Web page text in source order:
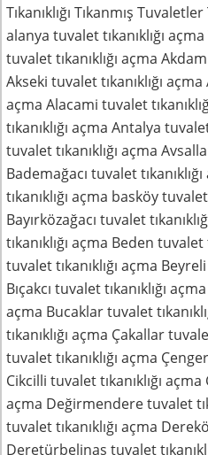
Tıkanıklığı Tıkanmış
alanya tuvalet tıkanıklığı
tuvalet tıkanıklığı açma
Akseki tuvalet tıkanıklığı açma
açma Alacami tuvalet
tıkanıklığı açma Antalya
tuvalet tıkanıklığı açma
Bademağacı tuvalet
tıkanıklığı açma basköy tuvalet
Bayırközağacı tuvalet
tıkanıklığı açma Beden tuvalet
tuvalet tıkanıklığı açma
Bıçakcı tuvalet tıkanıklığı
açma Bucaklar tuvalet
tıkanıklığı açma Çakallar
tuvalet tıkanıklığı açma
Cikcilli tuvalet tıkanıklığı açma
açma Değirmendere tuvalet
tuvalet tıkanıklığı açma
Deretürbelinas tuvalet